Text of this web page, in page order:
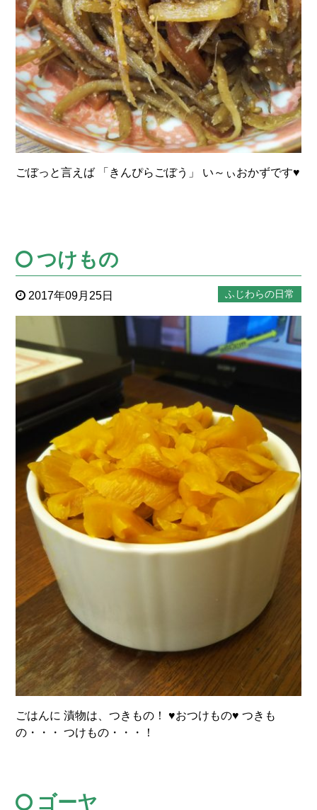
ごぼっと言えば 「きんぴらごぼう」 い～ぃおかずです♥
つけもの
2017年09月25日 ふじわらの日常
ごはんに 漬物は、つきもの！ ♥おつけもの♥ つきも
の・・・ つけもの・・・！
ゴーヤ